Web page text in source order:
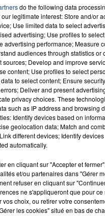
À LENS : UNE
LA VIE ET LA...
immolé par le feu
et leur bébé de
CHEVILLE RESSORT
plainte contre la
et présenté
do the following data
legitimate interest: Store and/or
Use limited data to select
advertising; Use profiles to
advertising performance; Measure
audiences through statistics or
sources; Develop and improve
content; Use profiles to select
to select content; Ensure
Deliver and present
privacy choices. These
such as IP address and browsing
Identify devices based on
geolocation data; Match and
different devices; Identify
automatically.
en cliquant sur "Accepter et
et/ou partenaires dans "Gérer
refuser en cliquant sur
ne s'appliqueront que pour ce
vos choix, ou retirer votre
les cookies" situé en bas de